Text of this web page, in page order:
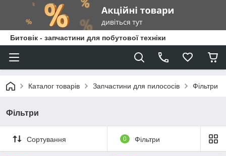
Битовік - запчастини для побутової техніки
Каталог товарів Запчастини для пилососів Фільтри
Фільтри
Сортування 0 Фільтри